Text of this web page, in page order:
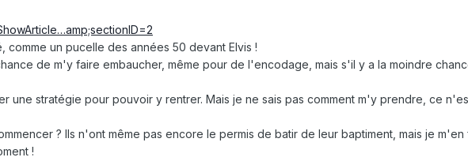
comme un pucelle des années 50 devant Elvis !
de m'y faire embaucher, même pour de l'encodage, mais s'il y a la moindre
une stratégie pour pouvoir y rentrer. Mais je ne sais pas comment m'y prendre, ce
? Ils n'ont même pas encore le permis de batir de leur baptiment, mais je
!